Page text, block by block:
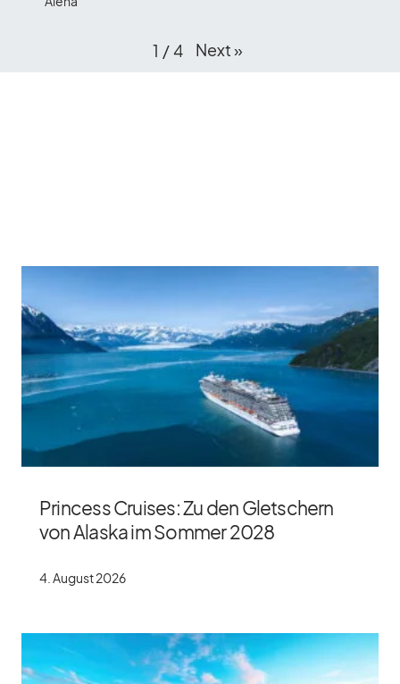
1 /​ 4 Next»
Princess Cruises: Zu den Gletschern
von Alaska im Sommer 2028
4. Au­gust 2026